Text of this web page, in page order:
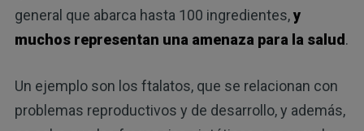
general que abarca hasta 100 ingredientes,y
muchos representan una amenaza para la salud.
Un ejemplo son los ftalatos, que se relacionan con
problemas reproductivos y de desarrollo, y además,